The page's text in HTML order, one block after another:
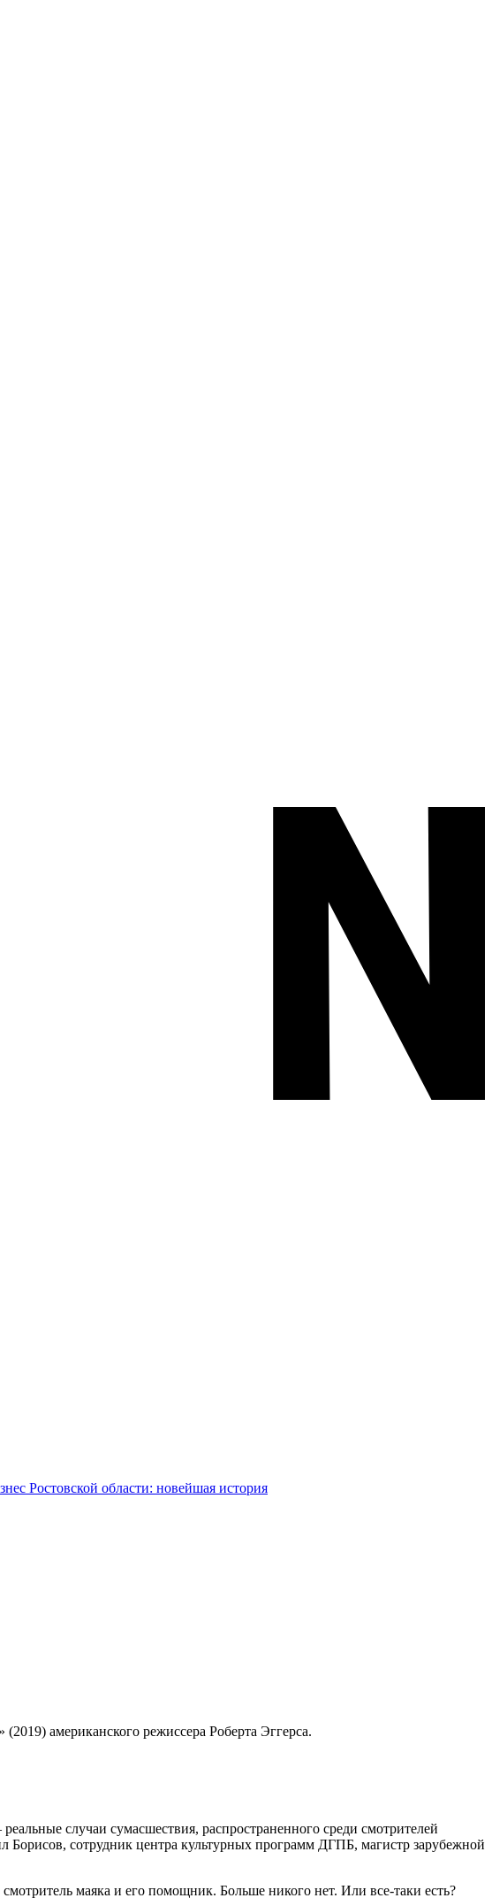
Ростовской области: новейшая история
американского режиссера Роберта Эггерса.
случаи сумасшествия, распространенного среди смотрителей
сотрудник центра культурных программ ДГПБ, магистр зарубежной
маяка и его помощник. Больше никого нет. Или все-таки есть?